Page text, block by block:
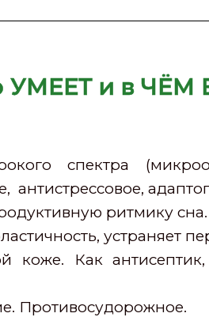
УМЕЕТ и в
спектра
антистрессовое,
ритмику
устраняет
Как
Противосудорожное.